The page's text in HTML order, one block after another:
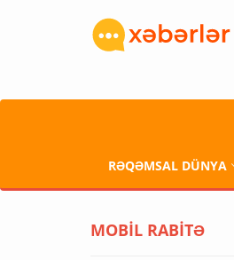
RƏQƏMSAL DÜNYA
MOBİL RABİTƏ